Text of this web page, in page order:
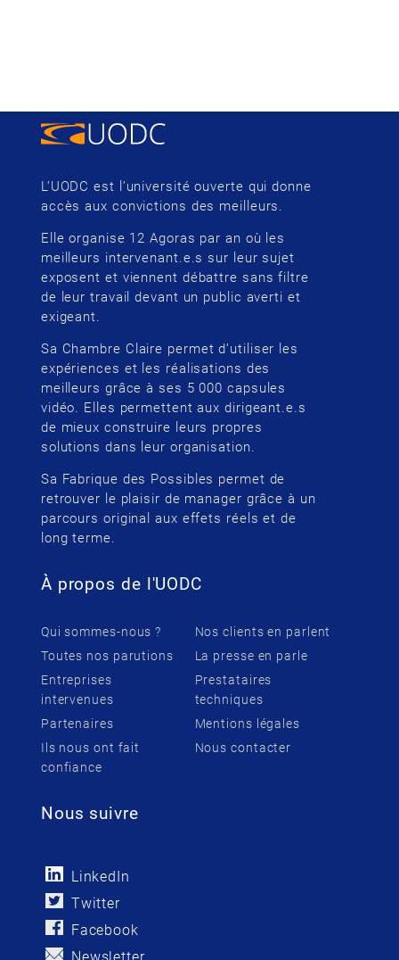
L’UODC est l’université ouverte qui donne
accès aux convictions des meilleurs.
Elle organise 12 Agoras par an où les
meilleurs intervenant.e.s sur leur sujet
exposent et viennent débattre sans filtre
de leur travail devant un public averti et
exigeant.
Sa Chambre Claire permet d’utiliser les
expériences et les réalisations des
meilleurs grâce à ses 5 000 capsules
vidéo. Elles permettent aux dirigeant.e.s
de mieux construire leurs propres
solutions dans leur organisation.
Sa Fabrique des Possibles permet de
retrouver le plaisir de manager grâce à un
parcours original aux effets réels et de
long terme.
À propos de l'UODC
Qui sommes-nous ?
Toutes nos parutions
Entreprises
intervenues
Partenaires
Ils nous ont fait
confiance
Nos clients en parlent
La presse en parle
Prestataires
techniques
Mentions légales
Nous contacter
Nous suivre
LinkedIn
Twitter
Facebook